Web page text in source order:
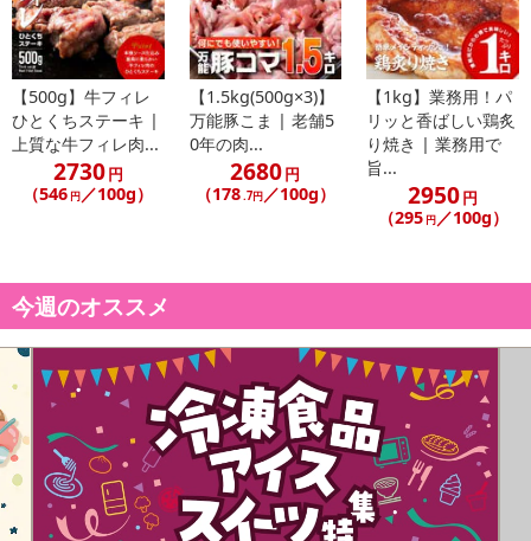
【500g】牛フィレ
ひとくちステーキ |
上質な牛フィレ肉...
2730円
（546 円／100g）
【1.5kg(500g×3)】
万能豚こま | 老舗5
0年の肉...
2680円
（178.7円／100g）
【1kg】業務用！パ
リッと香ばしい鶏炙
り焼き | 業務用で
旨...
2950円
（295 円／100g）
今週のオススメ